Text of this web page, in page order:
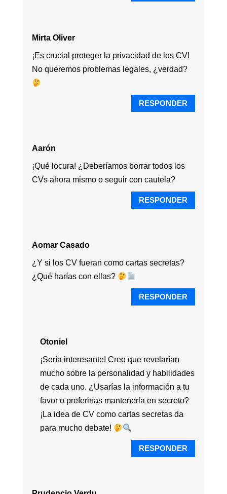
Mirta Oliver
¡Es crucial proteger la privacidad de los CV!
No queremos problemas legales, ¿verdad?
RESPONDER
Aarón
¡Qué locura! ¿Deberíamos borrar todos los
CVs ahora mismo o seguir con cautela?
RESPONDER
Aomar Casado
¿Y si los CV fueran como cartas secretas?
¿Qué harías con ellas?
RESPONDER
Otoniel
¡Sería interesante! Creo que revelarían
mucho sobre la personalidad y habilidades
de cada uno. ¿Usarías la información a tu
favor o preferirías mantenerla en secreto?
¡La idea de CV como cartas secretas da
para mucho debate!
RESPONDER